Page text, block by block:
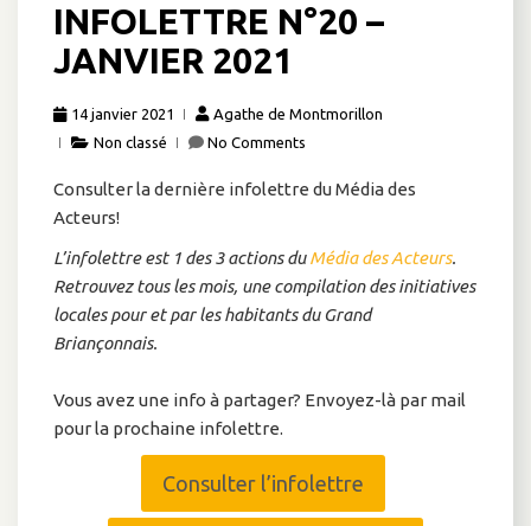
INFOLETTRE N°20 –
JANVIER 2021
14 janvier 2021
Agathe de Montmorillon
Non classé
No Comments
Consulter la dernière infolettre du Média des
Acteurs!
L’infolettre est 1 des 3 actions duMédia des Acteurs.
Retrouvez tous les mois, une compilation des initiatives
locales pour et par les habitants du Grand
Briançonnais.
Vous avez une info à partager? Envoyez-là par mail
pour la prochaine infolettre.
Consulter l’infolettre